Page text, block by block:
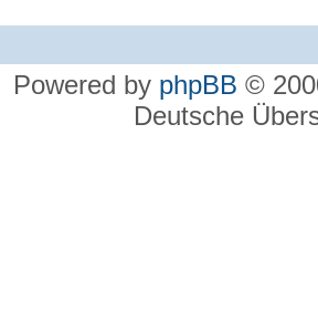
Powered by phpBB ©
Deutsche